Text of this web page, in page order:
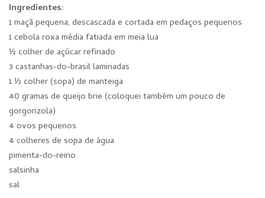
Ingredientes:
1 maçã pequena, descascada e cortada em pedaços pequenos
1 cebola roxa média fatiada em meia lua
½ colher de açúcar refinado
3 castanhas-do-brasil laminadas
1 ½ colher (sopa) de manteiga
40 gramas de queijo brie (coloquei também um pouco de
gorgonzola)
4 ovos pequenos
4 colheres de sopa de água
pimenta-do-reino
salsinha
sal